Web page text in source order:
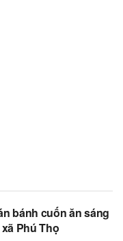
bánh cuốn ăn sáng
Phú Thọ